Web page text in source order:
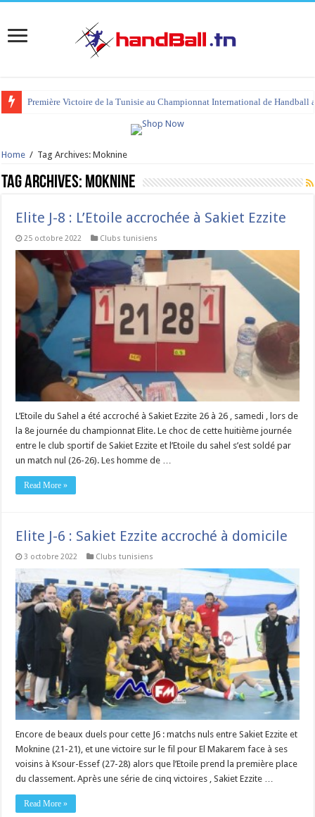
tournoi international Hammamet 2023 : programme et liste des joueurs
Home / Tag Archives: Moknine
Tag Archives: Moknine
Elite J-8 : L’Etoile accrochée à Sakiet Ezzite
25 octobre 2022 Clubs tunisiens
L’Etoile du Sahel a été accroché à Sakiet Ezzite 26 à 26 , samedi , lors de
la 8e journée du championnat Elite. Le choc de cette huitième journée
entre le club sportif de Sakiet Ezzite et l’Etoile du sahel s’est soldé par
un match nul (26-26). Les homme de …
Read More »
Elite J-6 : Sakiet Ezzite accroché à domicile
3 octobre 2022 Clubs tunisiens
Encore de beaux duels pour cette J6 : matchs nuls entre Sakiet Ezzite et
Moknine (21-21), et une victoire sur le fil pour El Makarem face à ses
voisins à Ksour-Essef (27-28) alors que l’Etoile prend la première place
du classement. Après une série de cinq victoires , Sakiet Ezzite …
Read More »